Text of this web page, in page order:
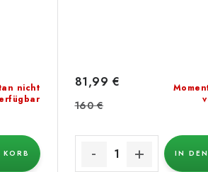
nicht
81,99 €
160 €
IN